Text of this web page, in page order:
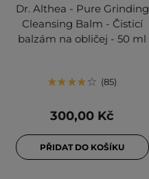
Dr. Althea - Pure Grinding
Cleansing Balm - Čisticí
balzám na obličej - 50 ml
85
300,00 Kč
PŘIDAT DO KOŠÍKU